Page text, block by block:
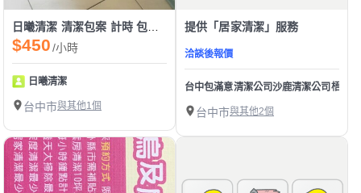
$450/小時
日曦清潔
台中市與其他1個
提供「居家清潔」服務
洽談後報價
台中包滿意清潔公司沙鹿清潔公司梧棲
台中市與其他2個